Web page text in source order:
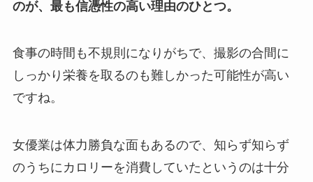
のが、最も信憑性の高い理由のひとつ。
食事の時間も不規則になりがちで、撮影の合間に
しっかり栄養を取るのも難しかった可能性が高い
ですね。
女優業は体力勝負な面もあるので、知らず知らず
のうちにカロリーを消費していたというのは十分